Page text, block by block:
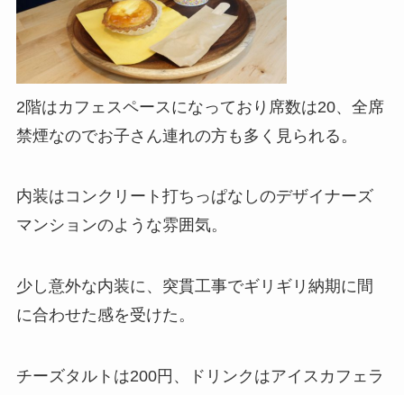
2階はカフェスペースになっており席数は20、全席
禁煙なのでお子さん連れの方も多く見られる。
内装はコンクリート打ちっぱなしのデザイナーズ
マンションのよう な雰囲気。
少し意外な内装に、 突貫工事でギリギリ納期に間
に合わせた感を受けた。
チーズタルトは200円、
ドリンクはアイスカフェラ